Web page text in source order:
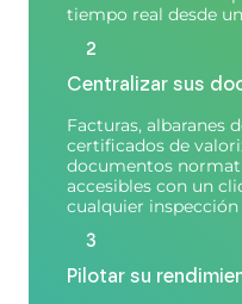
tiempo real desde
2
Centralizar sus
Facturas, albaranes
certificados de
documentos
accesibles con un
cualquier
3
Pilotar su